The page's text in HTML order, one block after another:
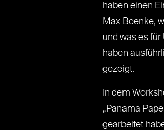
haben einen
Max Boenke,
und was es
haben
gezeigt.
In dem
„Panama
gearbeitet